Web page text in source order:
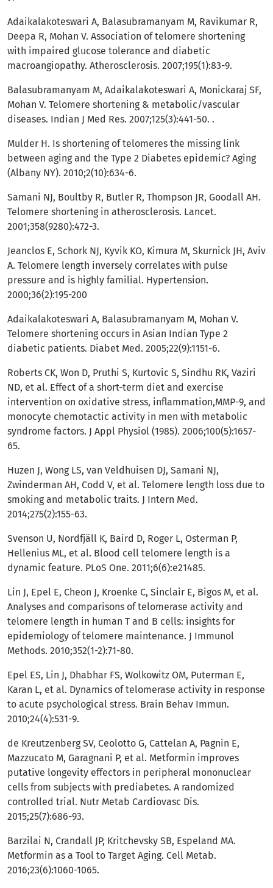
Adaikalakoteswari A, Balasubramanyam M, Ravikumar R,
Deepa R, Mohan V. Association of telomere shortening
with impaired glucose tolerance and diabetic
macroangiopathy. Atherosclerosis. 2007;195(1):83-9.
Balasubramanyam M, Adaikalakoteswari A, Monickaraj SF,
Mohan V. Telomere shortening & metabolic/vascular
diseases. Indian J Med Res. 2007;125(3):441-50. .
Mulder H. Is shortening of telomeres the missing link
between aging and the Type 2 Diabetes epidemic? Aging
(Albany NY). 2010;2(10):634-6.
Samani NJ, Boultby R, Butler R, Thompson JR, Goodall AH.
Telomere shortening in atherosclerosis. Lancet.
2001;358(9280):472-3.
Jeanclos E, Schork NJ, Kyvik KO, Kimura M, Skurnick JH, Aviv
A. Telomere length inversely correlates with pulse
pressure and is highly familial. Hypertension.
2000;36(2):195-200
Adaikalakoteswari A, Balasubramanyam M, Mohan V.
Telomere shortening occurs in Asian Indian Type 2
diabetic patients. Diabet Med. 2005;22(9):1151-6.
Roberts CK, Won D, Pruthi S, Kurtovic S, Sindhu RK, Vaziri
ND, et al. Effect of a short-term diet and exercise
intervention on oxidative stress, inflammation,MMP-9, and
monocyte chemotactic activity in men with metabolic
syndrome factors. J Appl Physiol (1985). 2006;100(5):1657-
65.
Huzen J, Wong LS, van Veldhuisen DJ, Samani NJ,
Zwinderman AH, Codd V, et al. Telomere length loss due to
smoking and metabolic traits. J Intern Med.
2014;275(2):155-63.
Svenson U, Nordfjäll K, Baird D, Roger L, Osterman P,
Hellenius ML, et al. Blood cell telomere length is a
dynamic feature. PLoS One. 2011;6(6):e21485.
Lin J, Epel E, Cheon J, Kroenke C, Sinclair E, Bigos M, et al.
Analyses and comparisons of telomerase activity and
telomere length in human T and B cells: insights for
epidemiology of telomere maintenance. J Immunol
Methods. 2010;352(1-2):71-80.
Epel ES, Lin J, Dhabhar FS, Wolkowitz OM, Puterman E,
Karan L, et al. Dynamics of telomerase activity in response
to acute psychological stress. Brain Behav Immun.
2010;24(4):531-9.
de Kreutzenberg SV, Ceolotto G, Cattelan A, Pagnin E,
Mazzucato M, Garagnani P, et al. Metformin improves
putative longevity effectors in peripheral mononuclear
cells from subjects with prediabetes. A randomized
controlled trial. Nutr Metab Cardiovasc Dis.
2015;25(7):686-93.
Barzilai N, Crandall JP, Kritchevsky SB, Espeland MA.
Metformin as a Tool to Target Aging. Cell Metab.
2016;23(6):1060-1065.